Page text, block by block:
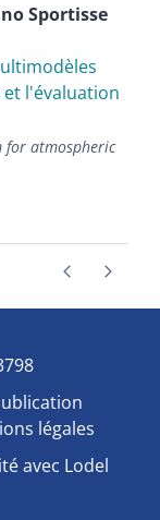
Sportisse
l'évaluation
for atmospheric
légales
avec Lodel